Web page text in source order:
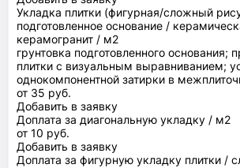
Укладка плитки (фигурная/сложный
подготовленное основание /
керамогранит / м2
грунтовка подготовленного основания;
плитки с визуальным выравниванием;
однокомпонентной затирки в
от 35 руб.
Добавить в заявку
Доплата за диагональную укладку / м2
от 10 руб.
Добавить в заявку
Доплата за фигурную укладку плитки /